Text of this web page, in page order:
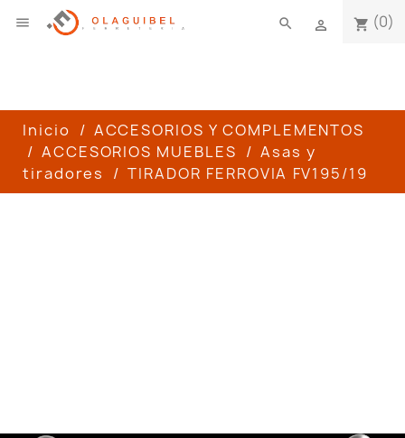
 shopping_cart (0)

search
Inicio
ACCESORIOS Y COMPLEMENTOS
ACCESORIOS MUEBLES
Asas y
tiradores
TIRADOR FERROVIA FV195/19